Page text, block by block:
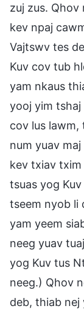
zuj zus.
kev npaj
Vajtswv tes
Kuv cov tub
yam nkaus
yooj yim tshaj
cov lus lawm,
num yuav
kev txiav
tsuas yog
tseem nyob li
yam yeem
neeg yuav
yog Kuv tus
neeg.) Qhov
deb, thiab nej